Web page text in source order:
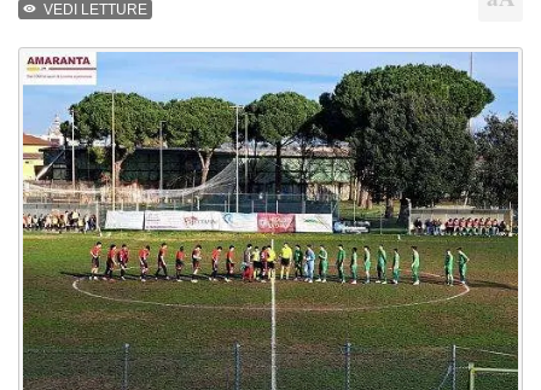
VEDI LETTURE